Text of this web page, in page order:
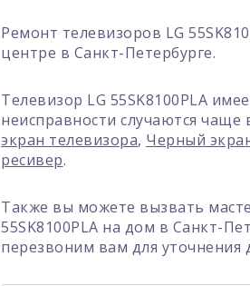
Ремонт телевизоров LG
центре в Санкт-Петербурге.
Телевизор LG 55SK8100PLA
неисправности случаются чаще
экран телевизора, Черный
ресивер.
Также вы можете вызвать
55SK8100PLA на дом в Санкт-
перезвоним вам для уточнения